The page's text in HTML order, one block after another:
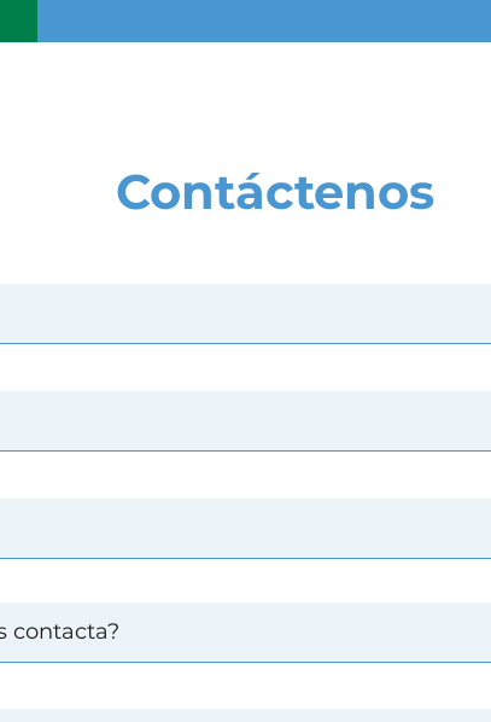
Contáctenos